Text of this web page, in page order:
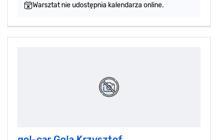
Warsztat nie udostępnia kalendarza online.